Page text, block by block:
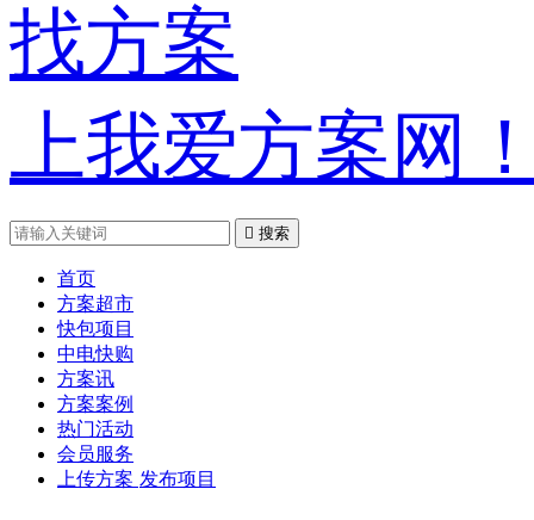
找方案
上我爱方案网
 搜索
首页
方案超市
快包项目
中电快购
方案讯
方案案例
热门活动
会员服务
上传方案 发布项目